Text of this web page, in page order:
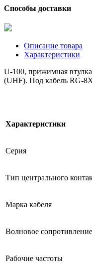
Способы доставки
Описание товара
Характеристики
U-100, прижимная втулка
(UHF). Под кабель RG-
Характеристики
Серия
Тип центрального
Марка кабеля
Волновое сопротивление
Рабочие частоты